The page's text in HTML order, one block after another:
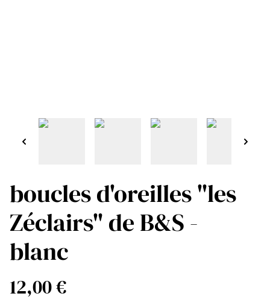
boucles d'oreilles "les
Zéclairs" de B&S -
blanc
12,00 €